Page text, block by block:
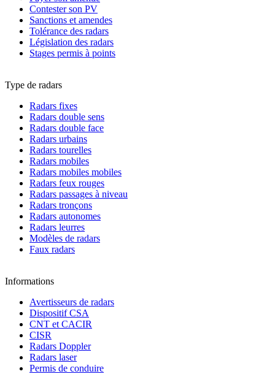
Contester son PV
Sanctions et amendes
Tolérance des radars
Législation des radars
Stages permis à points
Type de radars
Radars fixes
Radars double sens
Radars double face
Radars urbains
Radars tourelles
Radars mobiles
Radars mobiles mobiles
Radars feux rouges
Radars passages à niveau
Radars tronçons
Radars autonomes
Radars leurres
Modèles de radars
Faux radars
Informations
Avertisseurs de radars
Dispositif CSA
CNT et CACIR
CISR
Radars Doppler
Radars laser
Permis de conduire